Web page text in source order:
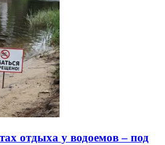
отдыха у водоемов – под